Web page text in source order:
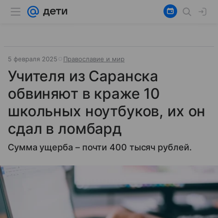
5 февраля 2025 Православие и мир
Учителя из Саранска
обвиняют в краже 10
школьных ноутбуков, их он
сдал в ломбард
Сумма ущерба – почти 400 тысяч рублей.